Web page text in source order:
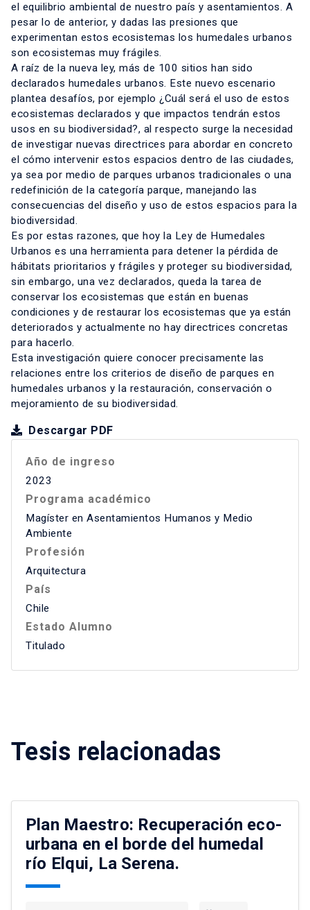
el equilibrio ambiental de nuestro país y asentamientos. A
pesar lo de anterior, y dadas las presiones que
experimentan estos ecosistemas los humedales urbanos
son ecosistemas muy frágiles.
A raíz de la nueva ley, más de 100 sitios han sido
declarados humedales urbanos. Este nuevo escenario
plantea desafíos, por ejemplo ¿Cuál será el uso de estos
ecosistemas declarados y que impactos tendrán estos
usos en su biodiversidad?, al respecto surge la necesidad
de investigar nuevas directrices para abordar en concreto
el cómo intervenir estos espacios dentro de las ciudades,
ya sea por medio de parques urbanos tradicionales o una
redefinición de la categoría parque, manejando las
consecuencias del diseño y uso de estos espacios para la
biodiversidad.
Es por estas razones, que hoy la Ley de Humedales
Urbanos es una herramienta para detener la pérdida de
hábitats prioritarios y frágiles y proteger su biodiversidad,
sin embargo, una vez declarados, queda la tarea de
conservar los ecosistemas que están en buenas
condiciones y de restaurar los ecosistemas que ya están
deteriorados y actualmente no hay directrices concretas
para hacerlo.
Esta investigación quiere conocer precisamente las
relaciones entre los criterios de diseño de parques en
humedales urbanos y la restauración, conservación o
mejoramiento de su biodiversidad.
Descargar PDF
Año de ingreso
2023
Programa académico
Magíster en Asentamientos Humanos y Medio
Ambiente
Profesión
Arquitectura
País
Chile
Estado Alumno
Titulado
Tesis relacionadas
Plan Maestro: Recuperación eco-
urbana en el borde del humedal
río Elqui, La Serena.